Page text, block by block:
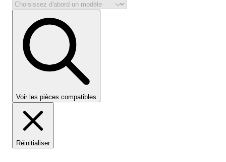
Voir les pièces compatibles
Réinitialiser